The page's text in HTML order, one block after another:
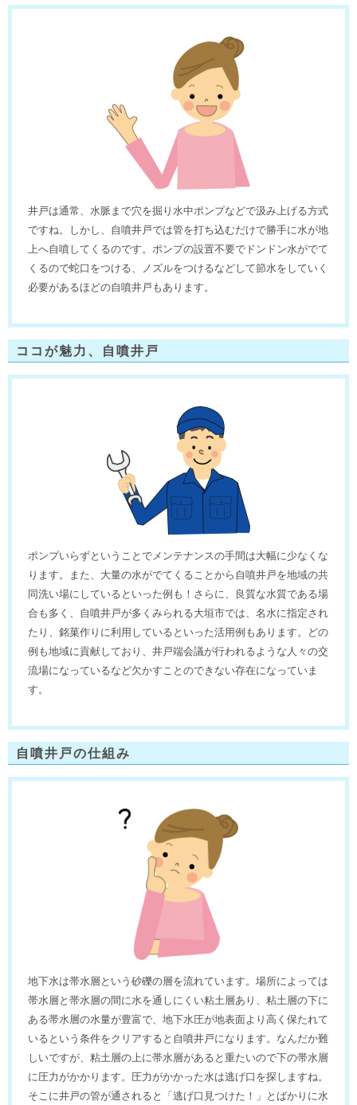
井戸は通常、水脈まで穴を掘り水中ポンプなどで汲み上げる方式
ですね。しかし、自噴井戸では管を打ち込むだけで勝手に水が地
上へ自噴してくるのです。ポンプの設置不要でドンドン水がでて
くるので蛇口をつける、ノズルをつけるなどして節水をしていく
必要があるほどの自噴井戸もあります。
ココが魅力、自噴井戸
ポンプいらずということでメンテナンスの手間は大幅に少なくな
ります。また、大量の水がでてくることから自噴井戸を地域の共
同洗い場にしているといった例も！さらに、良質な水質である場
合も多く、自噴井戸が多くみられる大垣市では、名水に指定され
たり、銘菓作りに利用しているといった活用例もあります。どの
例も地域に貢献しており、井戸端会議が行われるような人々の交
流場になっているなど欠かすことのできない存在になっていま
す。
自噴井戸の仕組み
地下水は帯水層という砂礫の層を流れています。場所によっては
帯水層と帯水層の間に水を通しにくい粘土層あり、粘土層の下に
ある帯水層の水量が豊富で、地下水圧が地表面より高く保たれて
いるという条件をクリアすると自噴井戸になります。なんだか難
しいですが、粘土層の上に帯水層があると重たいので下の帯水層
に圧力がかかります。圧力がかかった水は逃げ口を探しますね。
そこに井戸の管が通されると「逃げ口見つけた！」とばかりに水